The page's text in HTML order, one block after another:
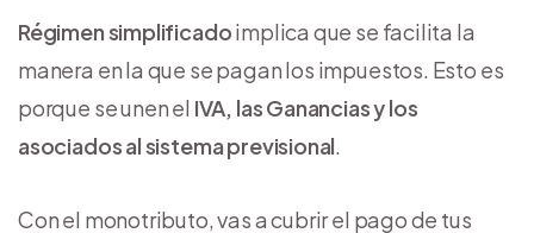
Régimen simplificadoimplica que se facilita la
manera en la que se pagan los impuestos. Esto es
porque se unen el IVA, las Ganancias y los
asociados al sistema previsional.
Con el monotributo, vas a cubrir el pago de tus